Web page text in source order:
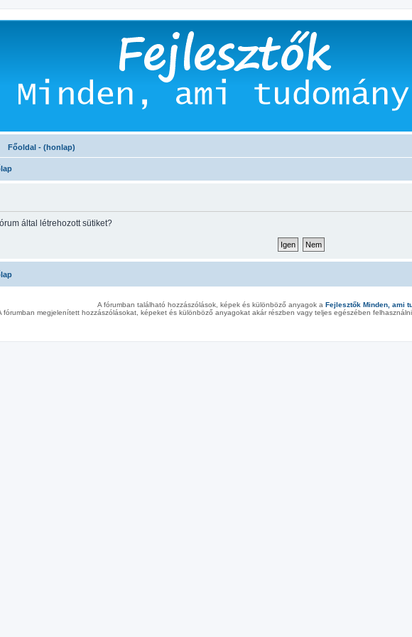
Főoldal - (honlap)
által létrehozott sütiket?
A fórumban található hozzászólások, képek és különböző anyagok a Fejlesztők Minden, ami
fórumban megjelenített hozzászólásokat, képeket és különböző anyagokat akár részben vagy teljes egészében